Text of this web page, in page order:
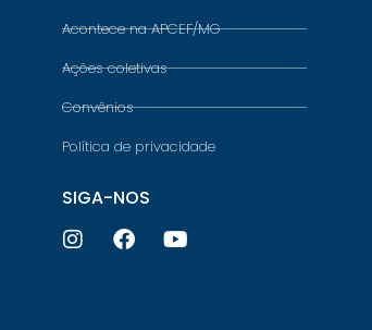
Acontece na APCEF/MG
Ações coletivas
Convênios
Política de privacidade
SIGA-NOS